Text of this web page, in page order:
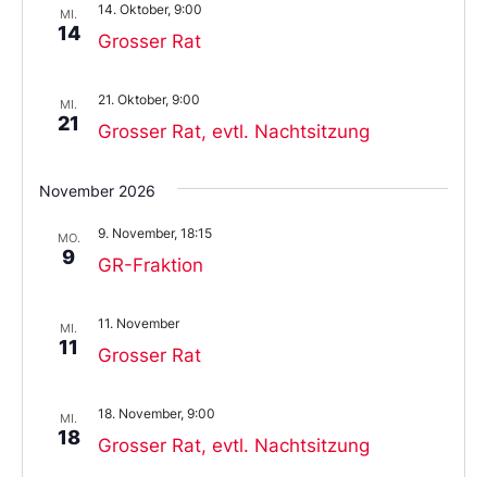
MI.
14 Grosser Rat
14. Oktober, 9:00
MI.
21 Grosser Rat, evtl. Nachtsitzung
21. Oktober, 9:00
November 2026
MO.
9 GR-Fraktion
9. November, 18:15
MI.
11 Grosser Rat
11. November
MI.
18 Grosser Rat, evtl. Nachtsitzung
18. November, 9:00